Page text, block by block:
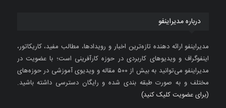
درباره مدیراینفو
مدیراینفو ارائه دهنده تازه‌ترین اخبار و رویدادها، مطالب مفید، کاریکاتور،
اینفوگراف و ویدیوهای کاربردی در حوزه کارآفرینی است؛ با عضویت در
مدیراینفو می‌توانید به بیش از ۵۰۰ مقاله و ویدیوی آموزشی در حوزه‌های
مختلف و به صورت طبقه بندی شده و رایگان دسترسی داشته باشید.
(برای عضویت کلیک کنید)